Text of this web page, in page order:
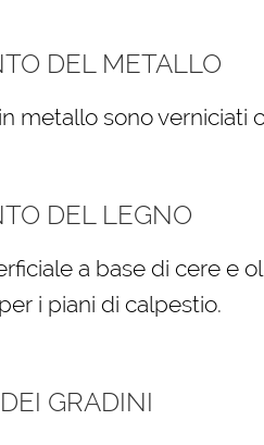
DEL METALLO
metallo sono verniciati
DEL LEGNO
a base di cere e
i piani di calpestio.
GRADINI